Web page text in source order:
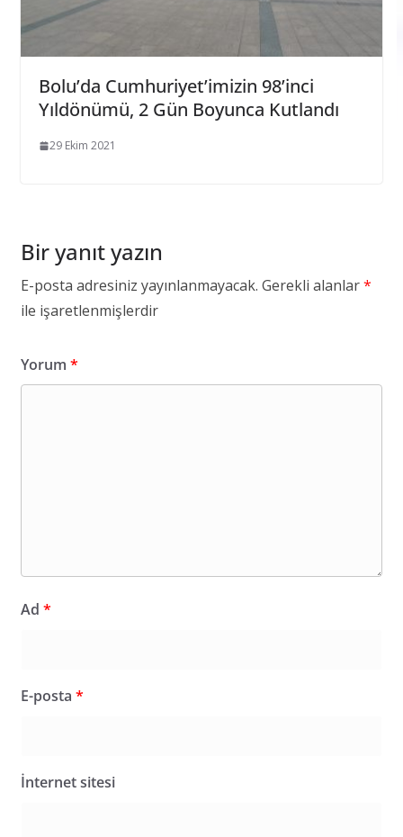
Bolu’da Cumhuriyet’imizin 98’inci
Yıldönümü, 2 Gün Boyunca Kutlandı
29 Ekim 2021
Bir yanıt yazın
E-posta adresiniz yayınlanmayacak. Gerekli alanlar*
ile işaretlenmişlerdir
Yorum *
Ad *
E-posta *
İnternet sitesi